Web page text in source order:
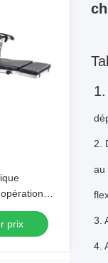
de rayon
prix
1.
2.
au
3.
4.